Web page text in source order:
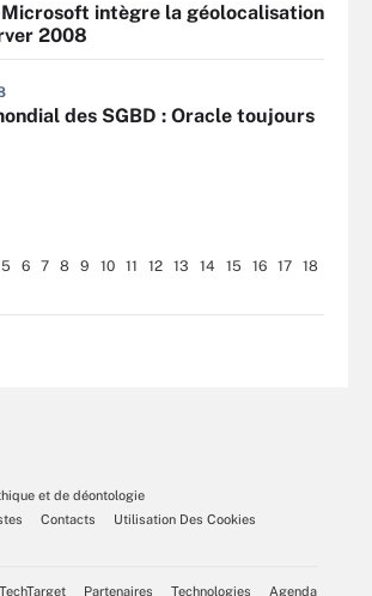
intègre la géolocalisation
2008
des SGBD : Oracle toujours
5 6 7 8 9 10 11 12 13 14 15 16 17
18
et de déontologie
Contacts
Utilisation Des Cookies
Partenaires Technologies Agenda